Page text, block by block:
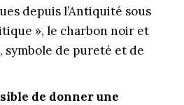
depuis l’Antiquité sous
», le charbon noir et
de pureté et de
de donner une